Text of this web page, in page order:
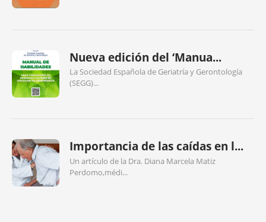
Nueva edición del ‘Manua...
La Sociedad Española de Geriatría y Gerontología
(SEGG)...
Importancia de las caídas en l...
Un artículo de la Dra. Diana Marcela Matiz
Perdomo,médi...